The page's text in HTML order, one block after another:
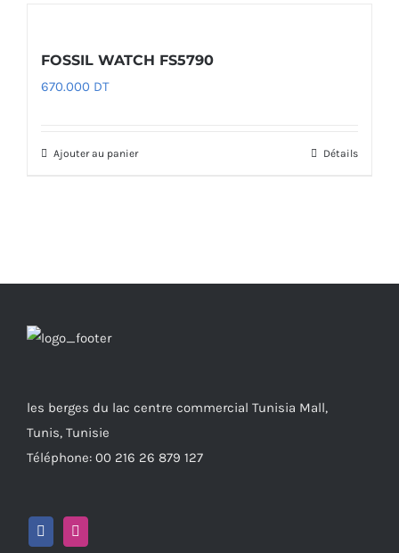
FOSSIL WATCH FS5790
670.000 DT
Ajouter au panier Détails
les berges du lac centre commercial Tunisia Mall,
Tunis, Tunisie
Téléphone: 00 216 26 879 127